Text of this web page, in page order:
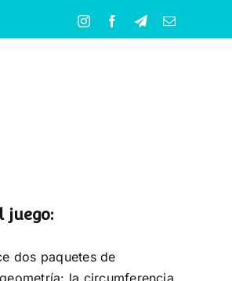
InstagramFacebookTelegramCorreo
juego:
dos paquetes de
la circumferencia